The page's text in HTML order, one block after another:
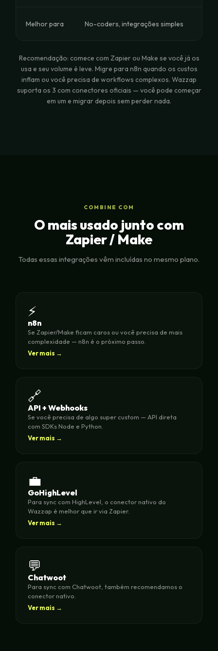
Melhor para No-coders, integrações simples
Recomendação: comece com Zapier ou Make se você já os
usa e seu volume é leve. Migre para n8n quando os custos
inflam ou você precisa de workflows complexos. Wazzap
suporta os 3 com conectores oficiais — você pode começar
em um e migrar depois sem perder nada.
COMBINE COM
O mais usado junto com
Zapier / Make
Todas essas integrações vêm incluídas no mesmo plano.
⚡
n8n
Se Zapier/Make ficam caros ou você precisa de mais
complexidade — n8n é o próximo passo.
Ver mais →
🔗
API + Webhooks
Se você precisa de algo super custom — API direta
com SDKs Node e Python.
Ver mais →
💼
GoHighLevel
Para sync com HighLevel, o conector nativo do
Wazzap é melhor que ir via Zapier.
Ver mais →
💬
Chatwoot
Para sync com Chatwoot, também recomendamos o
conector nativo.
Ver mais →